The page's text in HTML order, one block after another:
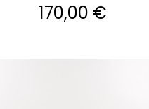
Prix
170,00 €